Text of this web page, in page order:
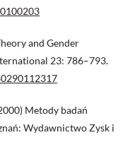
and Gender
23: 786–793.
Metody badań
Wydawnictwo Zysk i